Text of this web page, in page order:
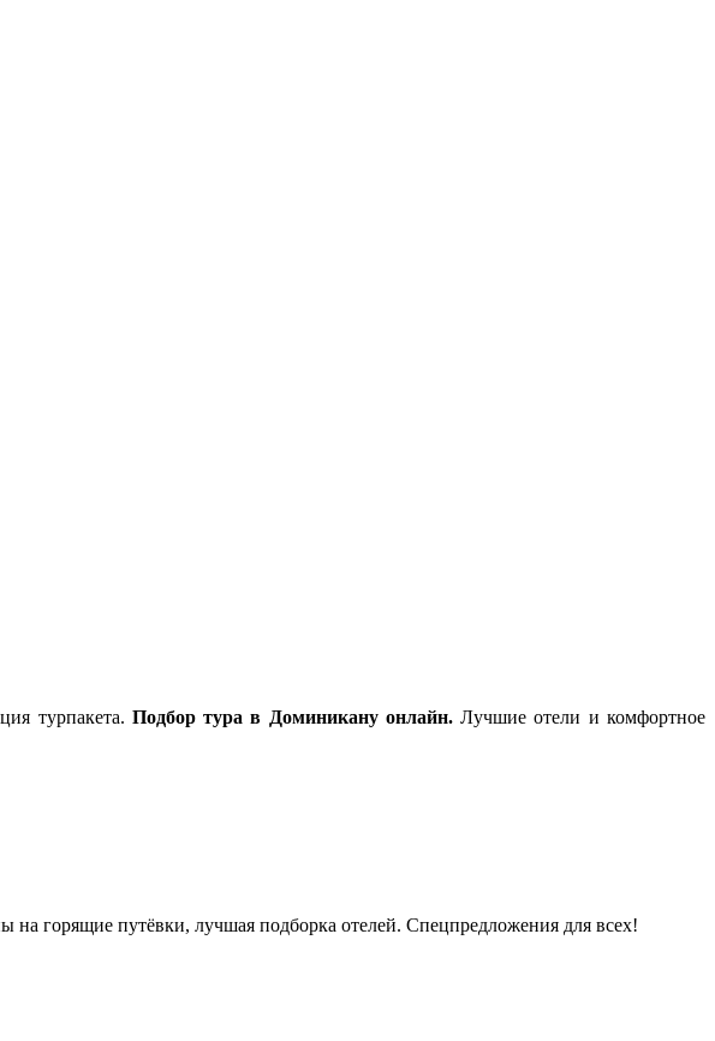
турпакета. Подбор тура в Доминикану онлайн.Лучшие отели и комфортное
горящие путёвки, лучшая подборка отелей. Спецпредложения для всех!